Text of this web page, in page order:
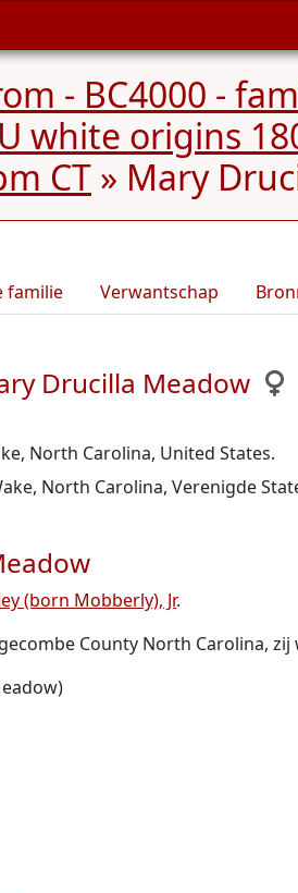
- BC4000 -
white origins
CT » Mary
familie Verwantschap
Drucilla Meadow
North Carolina, United States.
North Carolina, Verenigde
(born Mobberly), Jr.
County North Carolina, zij